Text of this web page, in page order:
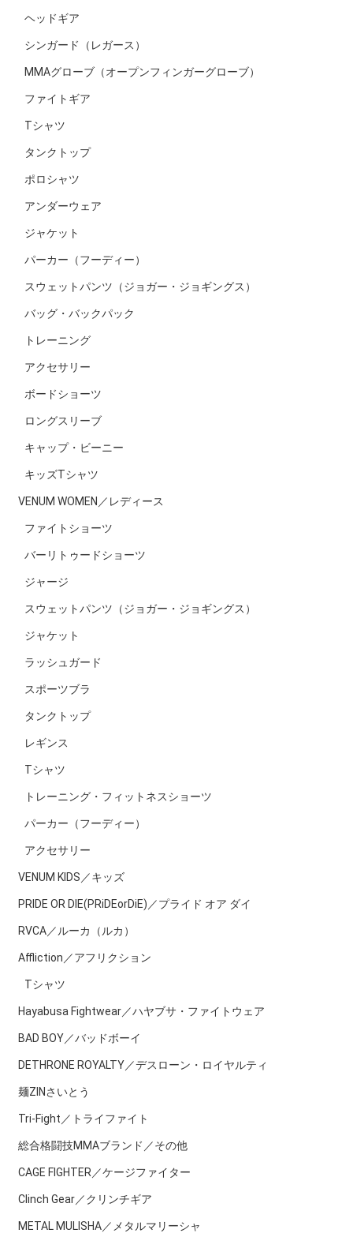
ヘッドギア
シンガード（レガース）
MMAグローブ（オープンフィンガーグローブ）
ファイトギア
Tシャツ
タンクトップ
ポロシャツ
アンダーウェア
ジャケット
パーカー（フーディー）
スウェットパンツ（ジョガー・ジョギングス）
バッグ・バックパック
トレーニング
アクセサリー
ボードショーツ
ロングスリーブ
キャップ・ビーニー
キッズTシャツ
VENUM WOMEN／レディース
ファイトショーツ
バーリトゥードショーツ
ジャージ
スウェットパンツ（ジョガー・ジョギングス）
ジャケット
ラッシュガード
スポーツブラ
タンクトップ
レギンス
Tシャツ
トレーニング・フィットネスショーツ
パーカー（フーディー）
アクセサリー
VENUM KIDS／キッズ
PRIDE OR DIE(PRiDEorDiE)／プライド オア ダイ
RVCA／ルーカ（ルカ）
Affliction／アフリクション
Tシャツ
Hayabusa Fightwear／ハヤブサ・ファイトウェア
BAD BOY／バッドボーイ
DETHRONE ROYALTY／デスローン・ロイヤルティ
麺ZINさいとう
Tri-Fight／トライファイト
総合格闘技MMAブランド／その他
CAGE FIGHTER／ケージファイター
Clinch Gear／クリンチギア
METAL MULISHA／メタルマリーシャ